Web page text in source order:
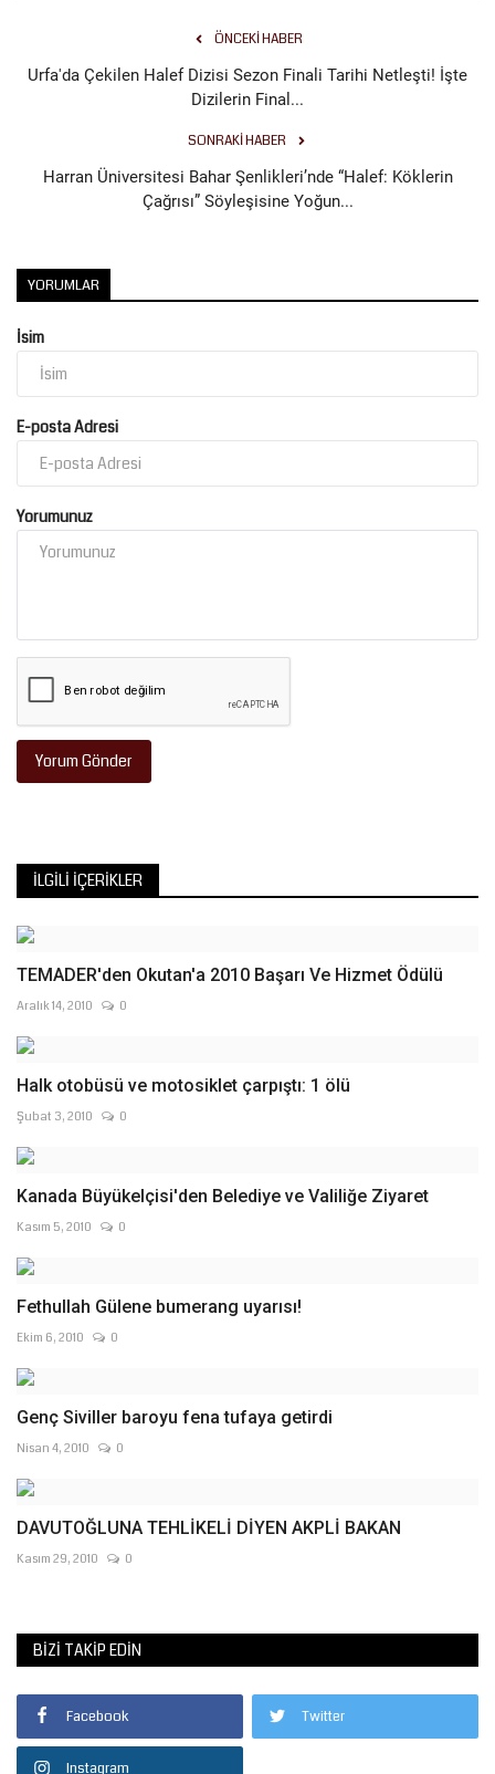
ÖNCEKI HABER
Urfa'da Çekilen Halef Dizisi Sezon Finali Tarihi Netleşti! İşte
Dizilerin Final...
SONRAKI HABER
Harran Üniversitesi Bahar Şenlikleri’nde “Halef: Köklerin
Çağrısı” Söyleşisine Yoğun...
YORUMLAR
İsim
E-posta Adresi
Yorumunuz
Yorum Gönder
İLGILI İÇERIKLER
TEMADER'den Okutan'a 2010 Başarı Ve Hizmet Ödülü
Aralık 14, 2010 0
Halk otobüsü ve motosiklet çarpıştı: 1 ölü
Şubat 3, 2010 0
Kanada Büyükelçisi'den Belediye ve Valiliğe Ziyaret
Kasım 5, 2010 0
Fethullah Gülene bumerang uyarısı!
Ekim 6, 2010 0
Genç Siviller baroyu fena tufaya getirdi
Nisan 4, 2010 0
DAVUTOĞLUNA TEHLİKELİ DİYEN AKPLİ BAKAN
Kasım 29, 2010 0
BIZI TAKIP EDIN
Facebook Twitter
Instagram